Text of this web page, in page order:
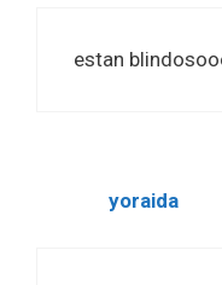
estan
yoraida